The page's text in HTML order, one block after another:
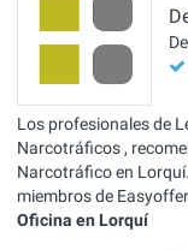
Los profesionales de
Narcotráficos ,
Narcotráfico en
miembros de
Oficina en Lorquí